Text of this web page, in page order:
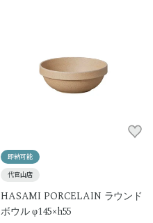
即納可能
代官山店
HASAMI PORCELAIN ラウンド
ボウル φ145×h55